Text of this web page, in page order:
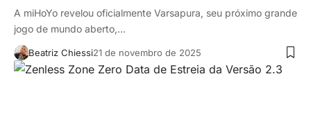
A miHoYo revelou oficialmente Varsapura, seu próximo grande
jogo de mundo aberto,…
Beatriz Chiessi21 de novembro de 2025